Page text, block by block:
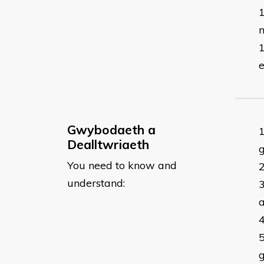
Gwybodaeth a
Dealltwriaeth
You need to know and
understand: